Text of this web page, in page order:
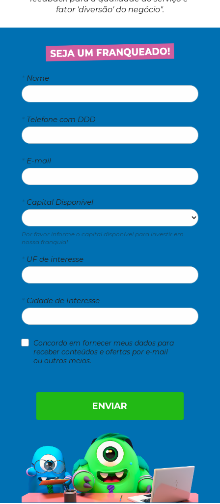
fator 'diversão' do negócio".
* Nome
* Telefone com DDD
* E-mail
* Capital Disponível
Por favor informe o capital disponível para investir em
nossa franquia!
* UF de interesse
* Cidade de Interesse
Concordo em fornecer meus dados para
receber conteúdos e ofertas por e-mail
ou outros meios.
ENVIAR